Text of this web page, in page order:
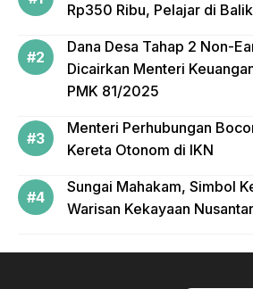
Rp350 Ribu, Pelajar di
Dana Desa Tahap 2 Non-
Dicairkan Menteri
PMK 81/2025
Menteri Perhubungan
Kereta Otonom di IKN
Sungai Mahakam, Simbol
Warisan Kekayaan